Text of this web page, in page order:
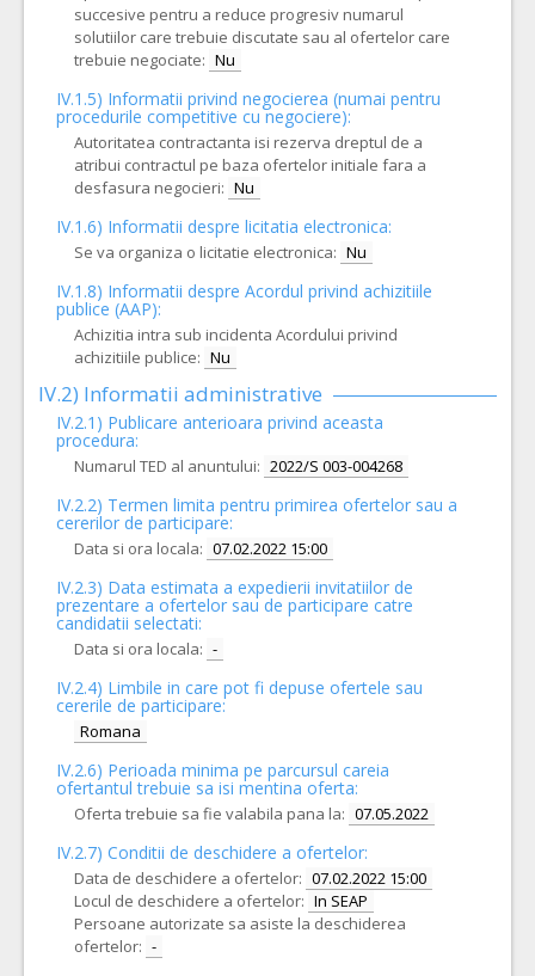
succesive pentru a reduce progresiv numarul
solutiilor care trebuie discutate sau al ofertelor care
trebuie negociate: Nu
IV.1.5) Informatii privind negocierea (numai pentru
procedurile competitive cu negociere):
Autoritatea contractanta isi rezerva dreptul de a
atribui contractul pe baza ofertelor initiale fara a
desfasura negocieri: Nu
IV.1.6) Informatii despre licitatia electronica:
Se va organiza o licitatie electronica: Nu
IV.1.8) Informatii despre Acordul privind achizitiile
publice (AAP):
Achizitia intra sub incidenta Acordului privind
achizitiile publice: Nu
IV.2) Informatii administrative
IV.2.1) Publicare anterioara privind aceasta
procedura:
Numarul TED al anuntului: 2022/S 003-004268
IV.2.2) Termen limita pentru primirea ofertelor sau a
cererilor de participare:
Data si ora locala: 07.02.2022 15:00
IV.2.3) Data estimata a expedierii invitatiilor de
prezentare a ofertelor sau de participare catre
candidatii selectati:
Data si ora locala: -
IV.2.4) Limbile in care pot fi depuse ofertele sau
cererile de participare:
Romana
IV.2.6) Perioada minima pe parcursul careia
ofertantul trebuie sa isi mentina oferta:
Oferta trebuie sa fie valabila pana la: 07.05.2022
IV.2.7) Conditii de deschidere a ofertelor:
Data de deschidere a ofertelor: 07.02.2022 15:00
Locul de deschidere a ofertelor: In SEAP
Persoane autorizate sa asiste la deschiderea
ofertelor: -